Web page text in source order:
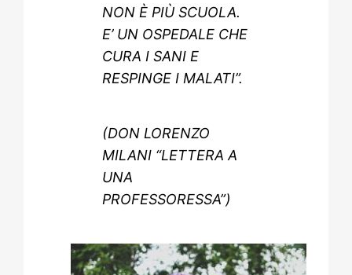
NON È PIÙ SCUOLA.
E’ UN OSPEDALE CHE
CURA I SANI E
RESPINGE I MALATI”.
(DON LORENZO
MILANI “LETTERA A
UNA
PROFESSORESSA”)